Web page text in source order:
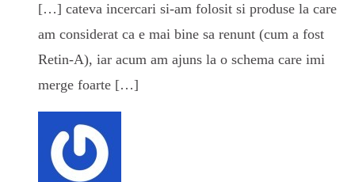
[…] cateva incercari si-am folosit si produse la care
am considerat ca e mai bine sa renunt (cum a fost
Retin-A), iar acum am ajuns la o schema care imi
merge foarte […]